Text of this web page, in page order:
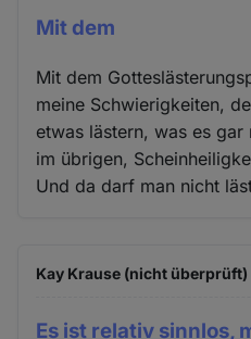
Mit dem
Mit dem
meine Schwierigkeiten,
etwas lästern, was es
im übrigen,
Und da darf man nicht
Kay Krause (nicht überprüft)
Es ist relativ sinnlos,